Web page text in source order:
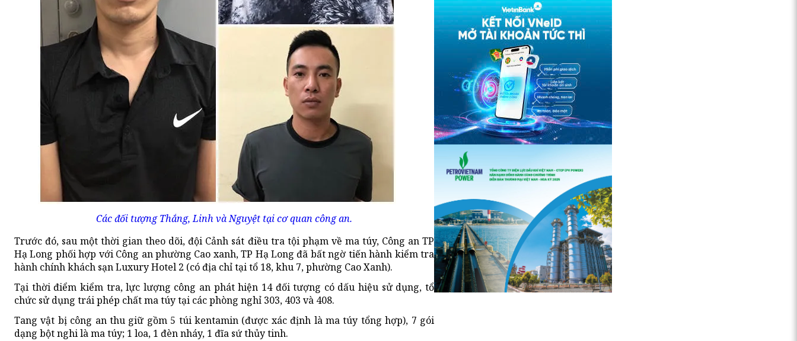
Các đối tượng Thắng, Linh và Nguyệt tại cơ quan công an.
Trước đó, sau một thời gian theo dõi, đội Cảnh sát điều tra tội phạm về ma túy, Công an TP
Hạ Long phối hợp với Công an phường Cao xanh, TP Hạ Long đã bất ngờ tiến hành kiểm tra
hành chính khách sạn Luxury Hotel 2 (có địa chỉ tại tổ 18, khu 7, phường Cao Xanh).
Tại thời điểm kiểm tra, lực lượng công an phát hiện 14 đối tượng có dấu hiệu sử dụng, tổ
chức sử dụng trái phép chất ma túy tại các phòng nghỉ 303, 403 và 408.
Tang vật bị công an thu giữ gồm 5 túi kentamin (được xác định là ma túy tổng hợp), 7 gói
dạng bột nghi là ma túy; 1 loa, 1 đèn nháy, 1 đĩa sứ thủy tinh.